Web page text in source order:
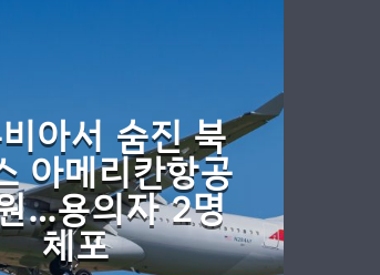
아서 숨진 북
아메리칸항공
…용의자 2명
체포